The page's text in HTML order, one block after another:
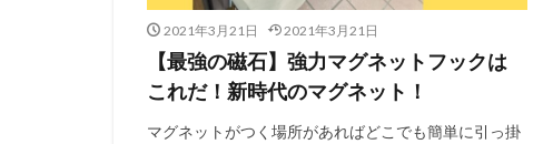
2021年3月21日 2021年3月21日
【最強の磁石】強力マグネットフックは
これだ！新時代のマグネット！
マグネットがつく場所があればどこでも簡単に引っ掛